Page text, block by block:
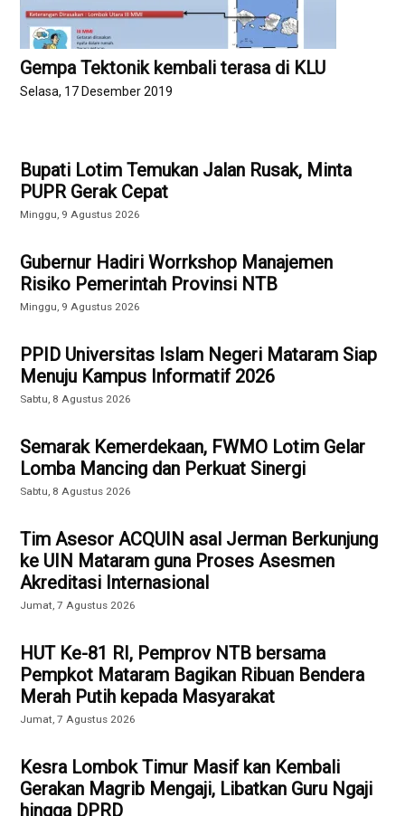
Gempa Tektonik kembali terasa di KLU
Selasa, 17 Desember 2019
Bupati Lotim Temukan Jalan Rusak, Minta
PUPR Gerak Cepat
Minggu, 9 Agustus 2026
Gubernur Hadiri Worrkshop Manajemen
Risiko Pemerintah Provinsi NTB
Minggu, 9 Agustus 2026
PPID Universitas Islam Negeri Mataram Siap
Menuju Kampus Informatif 2026
Sabtu, 8 Agustus 2026
Semarak Kemerdekaan, FWMO Lotim Gelar
Lomba Mancing dan Perkuat Sinergi
Sabtu, 8 Agustus 2026
Tim Asesor ACQUIN asal Jerman Berkunjung
ke UIN Mataram guna Proses Asesmen
Akreditasi Internasional
Jumat, 7 Agustus 2026
HUT Ke-81 RI, Pemprov NTB bersama
Pempkot Mataram Bagikan Ribuan Bendera
Merah Putih kepada Masyarakat
Jumat, 7 Agustus 2026
Kesra Lombok Timur Masif kan Kembali
Gerakan Magrib Mengaji, Libatkan Guru Ngaji
hingga DPRD